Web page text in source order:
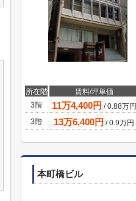
所在階 賃料/坪単価
3階
11万4,400円 /0.88万円
3階
13万6,400円 /0.9万円
本町橋ビル